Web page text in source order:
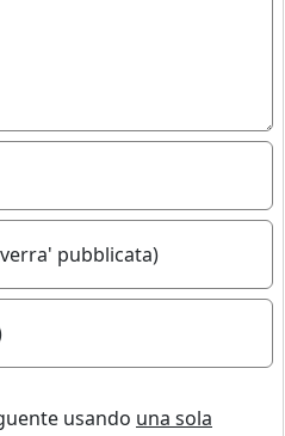
pubblicata)
usando una sola